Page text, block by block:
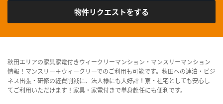
物件リクエストをする
秋田エリアの家具家電付きウィークリーマンション・マンスリーマンション
情報！マンスリー＋ウィークリーでのご利用も可能です。秋田への連泊・ビジ
ネス出張・研修の経費削減に、法人様にも大好評！寮・社宅としても安心し
てご利用いただけます！家具・家電付きで単身赴任にも便利です。